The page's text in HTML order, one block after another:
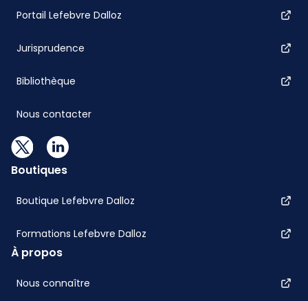
Portail Lefebvre Dalloz
Jurisprudence
Bibliothèque
Nous contacter
Boutiques
Boutique Lefebvre Dalloz
Formations Lefebvre Dalloz
À propos
Nous connaître